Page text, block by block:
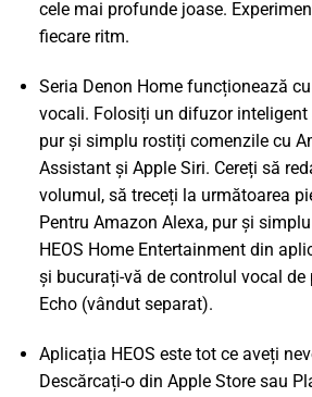
cele mai profunde joase.
fiecare ritm.
Seria Denon Home funcționează
vocali. Folosiți un difuzor
pur și simplu rostiți comenzile cu
Assistant și Apple Siri. Cereți să
volumul, să treceți la următoarea
Pentru Amazon Alexa, pur și
HEOS Home Entertainment din
și bucurați-vă de controlul vocal
Echo (vândut separat).
Aplicația HEOS este tot ce aveți
Descărcați-o din Apple Store sau